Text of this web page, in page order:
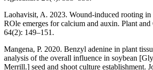
Laohavisit, A. 2023. Wound-induced rooting
ROle emerges for calcium and auxin. Plant
64(2): 149–151.
Mangena, P. 2020. Benzyl adenine in plant
analysis of the overall influence in soybean
Merrill.] seed and shoot culture establishment.